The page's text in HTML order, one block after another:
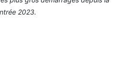
2023.